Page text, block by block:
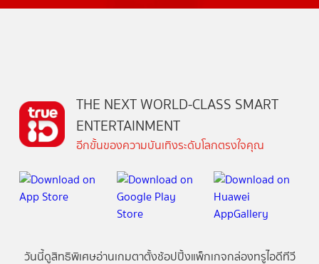
THE NEXT WORLD-CLASS SMART
ENTERTAINMENT
อีกขั้นของความบันเทิงระดับโลกตรงใจคุณ
วันนี้ดูสิทธิพิเศษอ่านเกมตาตั้งช้อปปิ้งแพ็กเกจกล่องทรูไอดีทีวี